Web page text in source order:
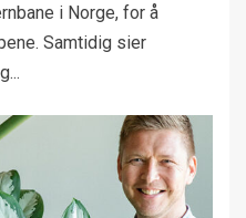
i Norge, for å
Samtidig sier